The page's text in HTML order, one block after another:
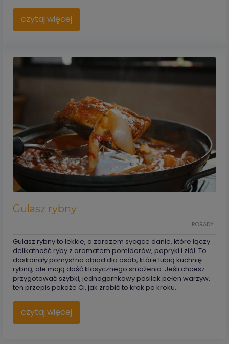
czytaj więcej
Gulasz rybny
PORADY
Gulasz rybny to lekkie, a zarazem sycące danie, które łączy
delikatność ryby z aromatem pomidorów, papryki i ziół. To
doskonały pomysł na obiad dla osób, które lubią kuchnię
rybną, ale mają dość klasycznego smażenia. Jeśli chcesz
przygotować szybki, jednogarnkowy posiłek pełen warzyw,
ten przepis pokaże Ci, jak zrobić to krok po kroku.
czytaj więcej